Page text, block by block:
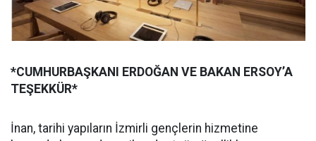
*CUMHURBAŞKANI ERDOĞAN VE BAKAN ERSOY’A
TEŞEKKÜR*
İnan, tarihi yapıların İzmirli gençlerin hizmetine